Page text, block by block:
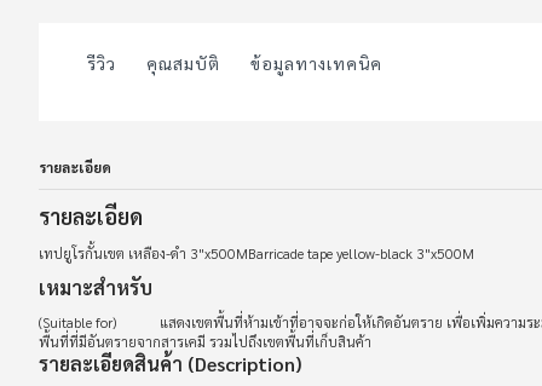
รีวิว คุณสมบัติ ข้อมูลทางเทคนิค
รายละเอียด
รายละเอียด
เทปยูโรกั้นเขต เหลือง-ดำ 3"x500MBarricade tape yellow-black 3"x500M
เหมาะสำหรับ
(Suitable for) แสดงเขตพื้นที่ห้ามเข้าที่อาจจะก่อให้เกิดอันตราย เพื่อเพิ่มความระ
พื้นที่ที่มีอันตรายจากสารเคมี รวมไปถึงเขตพื้นที่เก็บสินค้า
รายละเอียดสินค้า (Description)